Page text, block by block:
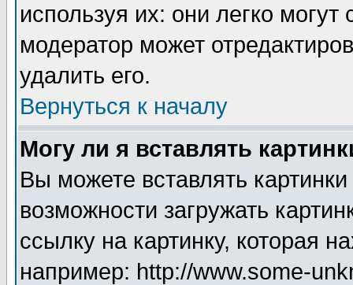
используя их: они легко
модератор может
удалить его.
Вернуться к началу
Могу ли я вставлять
Вы можете вставлять
возможности загружать
ссылку на картинку, которая
например: http://www.some-